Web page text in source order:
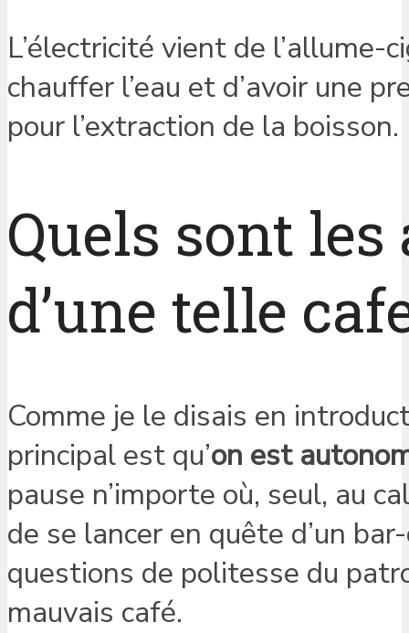
L’électricité vient de l’allume-
chauffer l’eau et d’avoir une
pour l’extraction de la boisson.
Quels sont
d’une telle
Comme je le disais en
principal est qu’on est
pause n’importe où, seul, au
de se lancer en quête d’un
questions de politesse du
mauvais café.